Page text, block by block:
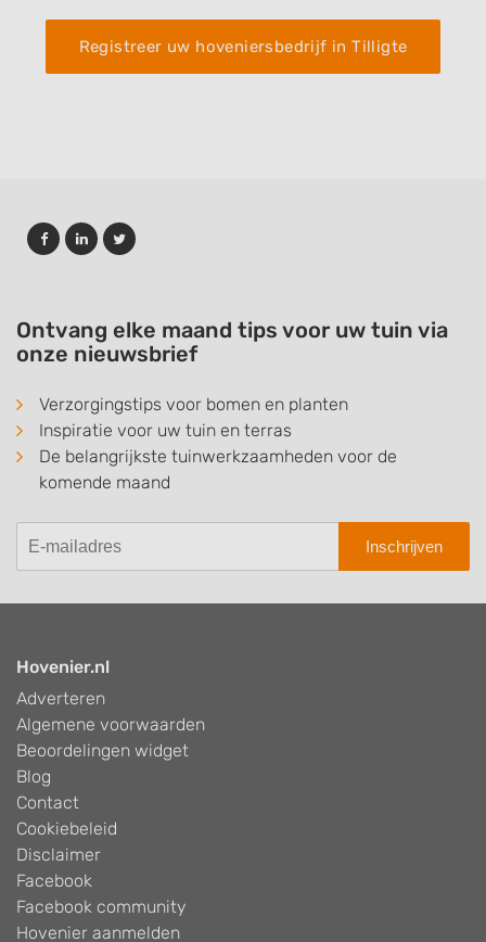
Registreer uw hoveniersbedrijf in Tilligte
Ontvang elke maand tips voor uw tuin via
onze nieuwsbrief
Verzorgingstips voor bomen en planten
Inspiratie voor uw tuin en terras
De belangrijkste tuinwerkzaamheden voor de
komende maand
Inschrijven
Hovenier.nl
Adverteren
Algemene voorwaarden
Beoordelingen widget
Blog
Contact
Cookiebeleid
Disclaimer
Facebook
Facebook community
Hovenier aanmelden